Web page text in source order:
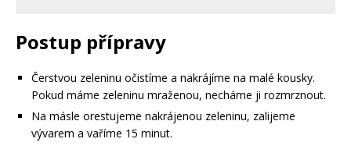
Postup přípravy
Čerstvou zeleninu očistíme a nakrájíme na malé kousky.
Pokud máme zeleninu mraženou, necháme ji rozmrznout.
Na másle orestujeme nakrájenou zeleninu, zalijeme
vývarem a vaříme 15 minut.